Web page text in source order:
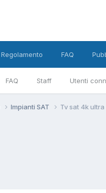
FAQ Staff Utenti
Regolamento FAQ
Impianti SAT Tv sat 4k ultra